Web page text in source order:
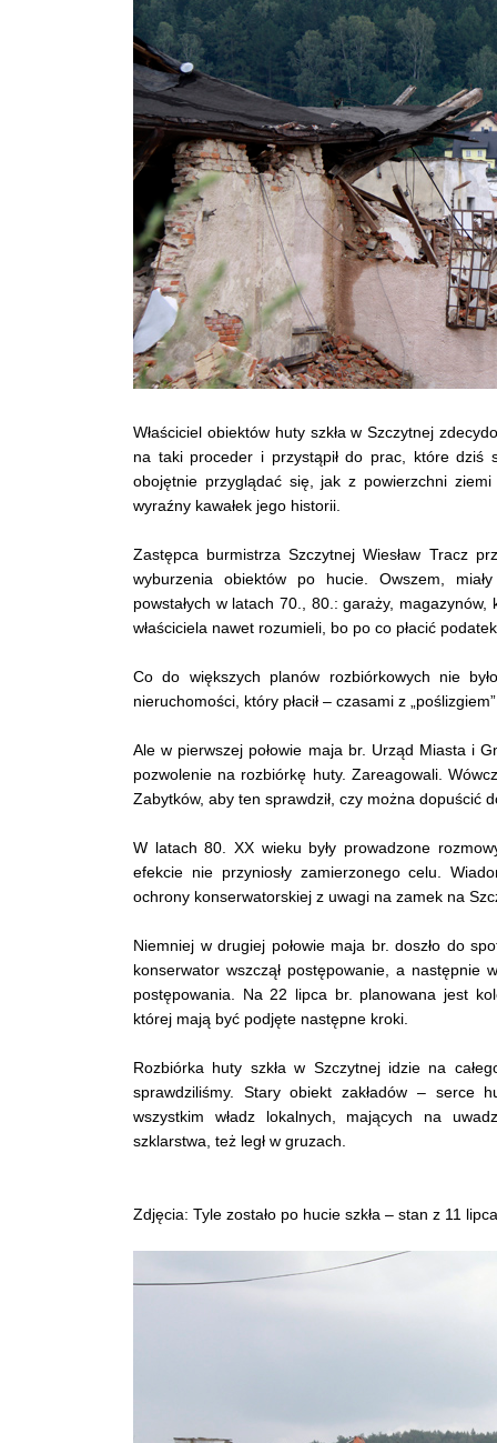
Właściciel obiektów huty szkła w Szczytnej
na taki proceder i przystąpił do prac, które
obojętnie przyglądać się, jak z powierzchni
wyraźny kawałek jego historii.
Zastępca burmistrza Szczytnej Wiesław Tracz
wyburzenia obiektów po hucie. Owszem,
powstałych w latach 70., 80.: garaży,
właściciela nawet rozumieli, bo po co płacić
Co do większych planów rozbiórkowych nie
nieruchomości, który płacił – czasami z
Ale w pierwszej połowie maja br. Urząd Miasta i
pozwolenie na rozbiórkę huty. Zareagowali.
Zabytków, aby ten sprawdził, czy można dopuścić
W latach 80. XX wieku były prowadzone
efekcie nie przyniosły zamierzonego celu.
ochrony konserwatorskiej z uwagi na zamek na
Niemniej w drugiej połowie maja br. doszło do
konserwator wszczął postępowanie, a następnie
postępowania. Na 22 lipca br. planowana jest
której mają być podjęte następne kroki.
Rozbiórka huty szkła w Szczytnej idzie na
sprawdziliśmy. Stary obiekt zakładów – serce
wszystkim władz lokalnych, mających na
szklarstwa, też legł w gruzach.
Zdjęcia: Tyle zostało po hucie szkła – stan z 11